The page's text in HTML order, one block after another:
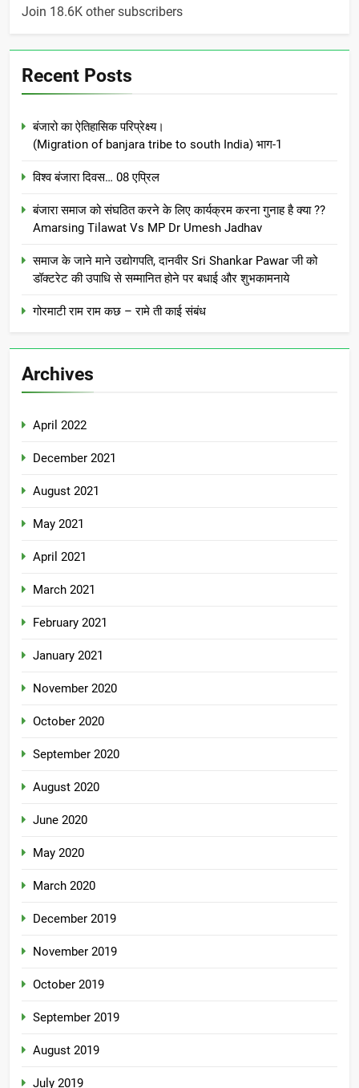
Join 18.6K other subscribers
Recent Posts
बंजारो का ऐतिहासिक परिप्रेक्ष्य।
(Migration of banjara tribe to south India) भाग-1
विश्व बंजारा दिवस… 08 एप्रिल
बंजारा समाज को संघठित करने के लिए कार्यक्रम करना गुनाह है क्या ??
Amarsing Tilawat Vs MP Dr Umesh Jadhav
समाज के जाने माने उद्योगपति, दानवीर Sri Shankar Pawar जी को
डॉक्टरेट की उपाधि से सम्मानित होने पर बधाई और शुभकामनाये
गोरमाटी राम राम कछ – रामे ती काई संबंध
Archives
April 2022
December 2021
August 2021
May 2021
April 2021
March 2021
February 2021
January 2021
November 2020
October 2020
September 2020
August 2020
June 2020
May 2020
March 2020
December 2019
November 2019
October 2019
September 2019
August 2019
July 2019